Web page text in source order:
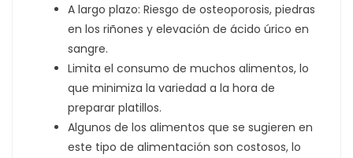
A largo plazo: Riesgo de osteoporosis, piedras
en los riñones y elevación de ácido úrico en
sangre.
Limita el consumo de muchos alimentos, lo
que minimiza la variedad a la hora de
preparar platillos.
Algunos de los alimentos que se sugieren en
este tipo de alimentación son costosos, lo